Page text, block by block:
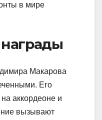
в мире
Макарова
Его
аккордеоне и
вызывают